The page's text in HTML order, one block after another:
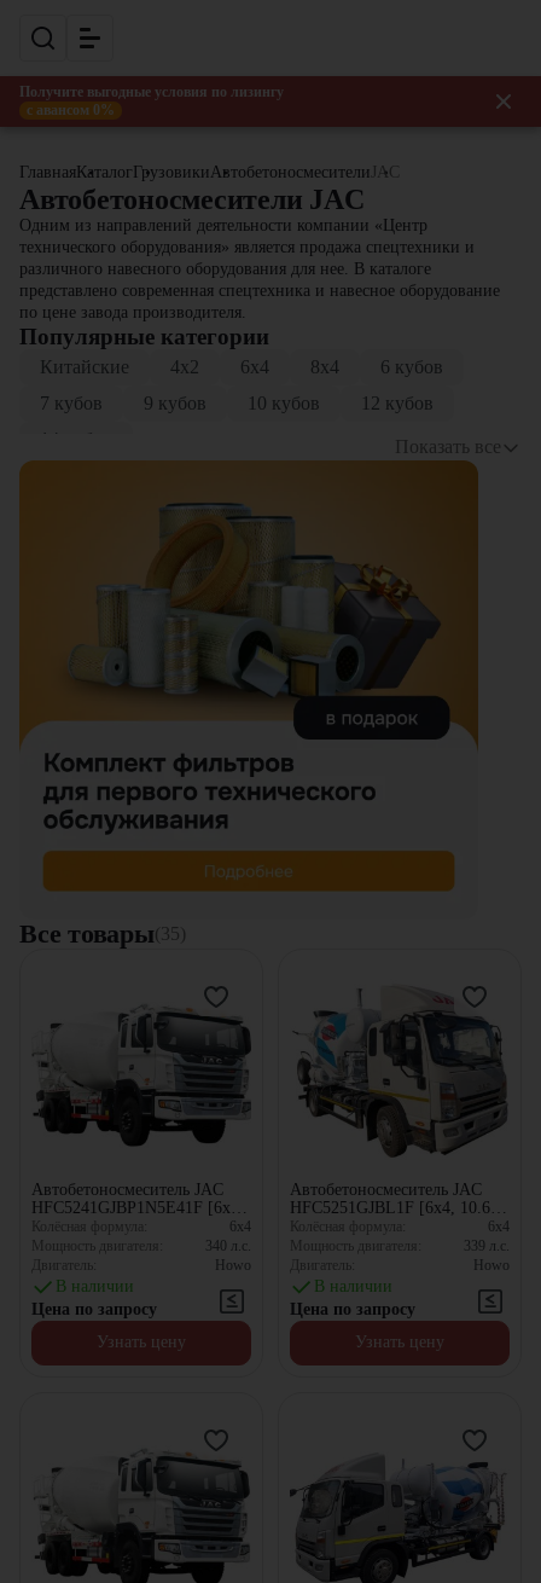
Получите выгодные условия по лизингу
с авансом 0%
Главная Каталог ГрузовикиАвтобетоносмесители JAC
Автобетоносмесители JAC
Одним из направлений деятельности компании «Центр
технического оборудования» является продажа спецтехники и
различного навесного оборудования для нее. В каталоге
представлено современная спецтехника и навесное оборудование
по цене завода производителя.
Популярные категории
Китайские 4x2 6x4 8x4
6 кубов
7 кубов
9 кубов 10 кубов
12 кубов
14 кубов
Показать все
Все товары(35)
Автобетоносмеситель JAC
HFC5241GJBP1N5E41F [6x4,
10 м³]
Колёсная формула:
6x4
Мощность двигателя:
340 л.с.
Двигатель:
Howo
В наличии
Цена по запросу
Узнать цену
Автобетоносмеситель JAC
HFC5251GJBL1F [6x4, 10.67
м³]
Колёсная формула:
6x4
Мощность двигателя:
339 л.с.
Двигатель:
Howo
В наличии
Цена по запросу
Узнать цену